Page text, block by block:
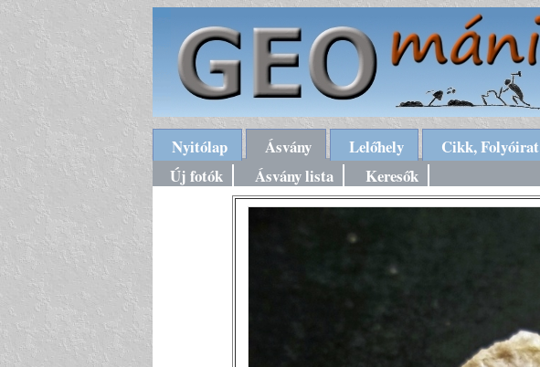
Nyitólap Ásvány Lelőhely Cikk, Folyóirat
Új fotók
Ásvány lista Keresők